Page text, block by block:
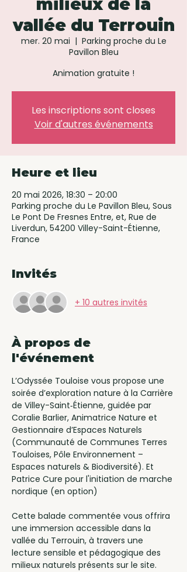
milieux de la
vallée du Terrouin
mer. 20 mai
  |
Parking proche du Le
Pavillon Bleu
Animation gratuite !
Les inscriptions sont closes
Voir d'autres événements
Heure et lieu
20 mai 2026, 18:30 – 20:00
Parking proche du Le Pavillon Bleu, Sous
Le Pont De Fresnes Entre, et, Rue de
Liverdun, 54200 Villey-Saint-Étienne,
France
Invités
+ 10 autres invités
À propos de
l'événement
L’Odyssée Touloise vous propose une
soirée d’exploration nature à la Carrière
de Villey-Saint‑Étienne, guidée par
Coralie Barlier, Animatrice Nature et
Gestionnaire d’Espaces Naturels
(Communauté de Communes Terres
Touloises, Pôle Environnement –
Espaces naturels & Biodiversité). Et
Patrice Cure pour l'initiation de marche
nordique (en option)
Cette balade commentée vous offrira
une immersion accessible dans la
vallée du Terrouin, à travers une
lecture sensible et pédagogique des
milieux naturels présents sur le site.